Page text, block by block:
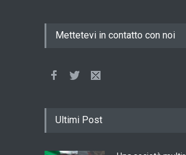
Mettetevi in contatto con noi
Ultimi Post